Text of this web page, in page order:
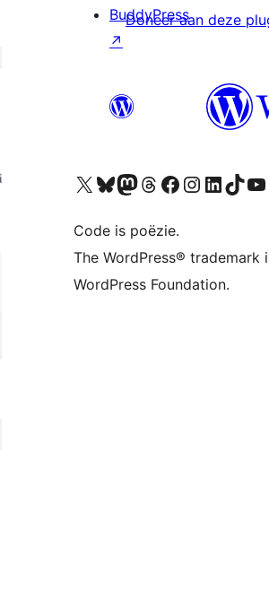
Doneer aan deze
BuddyPress
↗
Bezoek ons X (voorheen Twitter) account
Bezoek ons Bluesky account
Bezoek ons Mastodon account
Bezoek ons Threads account
Onze Facebook pagina bezoeken
Bezoek ons Instagram account
Bezoek ons LinkedIn
Bezoek onsBezoek
Code is poëzie.
The WordPress®
WordPress Foundation.